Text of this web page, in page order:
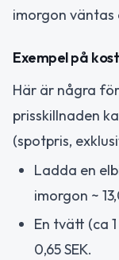
imorgon väntas
Exempel på
Här är några
prisskillnaden
(spotpris,
Ladda en
imorgon ~
En tvätt (ca
0,65 SEK.